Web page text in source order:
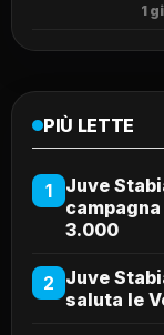
1
PIÙ LETTE
1
Juve
3.000
2 Juve
saluta le